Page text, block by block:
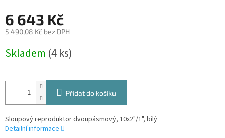
6 643 Kč
5 490,08 Kč bez DPH
cena:
Skladem (4 ks)
Přidat do košíku
Sloupový reproduktor dvoupásmový, 10x2"/1", bílý
Detailní informace